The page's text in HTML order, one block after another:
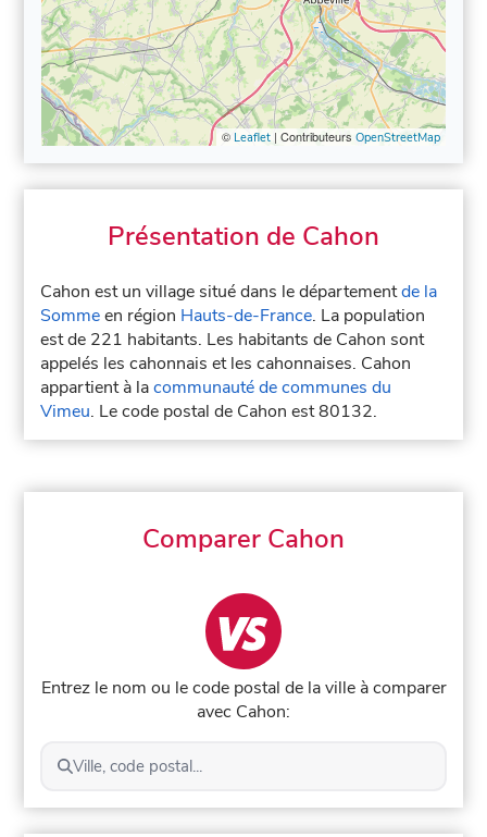
© Leaflet| Contributeurs OpenStreetMap
Présentation de Cahon
Cahon est un village situé dans le départementde la
Sommeen région Hauts-de-France. La population
est de 221 habitants. Les habitants de Cahon sont
appelés les cahonnais et les cahonnaises. Cahon
appartient à lacommunauté de communes du
Vimeu. Le code postal de Cahon est 80132.
Comparer Cahon
Entrez le nom ou le code postal de la ville à comparer
avec Cahon:
Ville, code postal...